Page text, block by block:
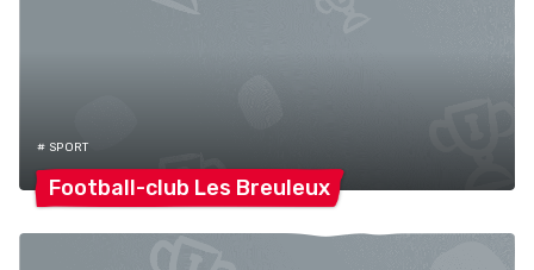
# SPORT
Football-club Les Breuleux